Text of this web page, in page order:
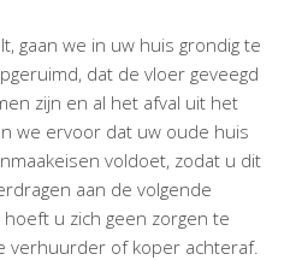
gaan we in uw huis grondig te
dat de vloer geveegd
zijn en al het afval uit het
we ervoor dat uw oude huis
voldoet, zodat u dit
aan de volgende
u zich geen zorgen te
verhuurder of koper achteraf.